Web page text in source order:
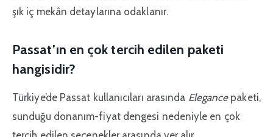
şık iç mekân detaylarına odaklanır.
Passat’ın en çok tercih edilen paketi
hangisidir?
Türkiye’de Passat kullanıcıları arasında Elegancepaketi,
sunduğu donanım-fiyat dengesi nedeniyle en çok